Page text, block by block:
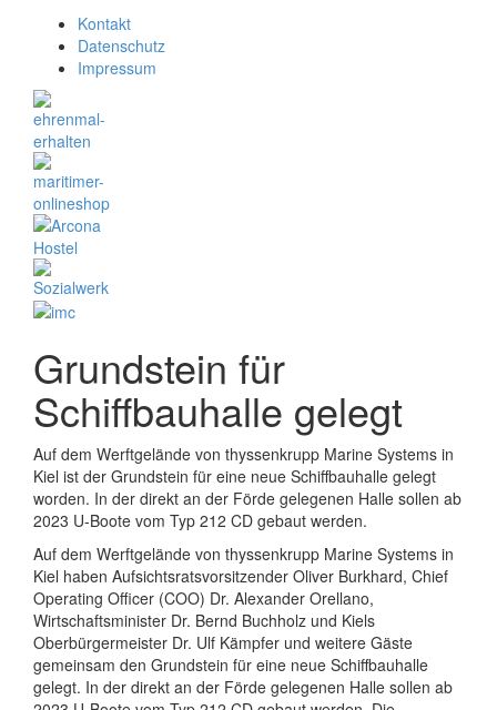
Kontakt
Datenschutz
Impressum
Grundstein für
Schiffbauhalle gelegt
Auf dem Werftgelände von thyssenkrupp Marine Systems in
Kiel ist der Grundstein für eine neue Schiffbauhalle gelegt
worden. In der direkt an der Förde gelegenen Halle sollen ab
2023 U-Boote vom Typ 212 CD gebaut werden.
Auf dem Werftgelände von thyssenkrupp Marine Systems in
Kiel haben Aufsichtsratsvorsitzender Oliver Burkhard, Chief
Operating Officer (COO) Dr. Alexander Orellano,
Wirtschaftsminister Dr. Bernd Buchholz und Kiels
Oberbürgermeister Dr. Ulf Kämpfer und weitere Gäste
gemeinsam den Grundstein für eine neue Schiffbauhalle
gelegt. In der direkt an der Förde gelegenen Halle sollen ab